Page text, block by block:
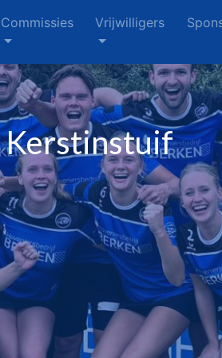
Commissies Vrijwilligers
Kerstinstuif